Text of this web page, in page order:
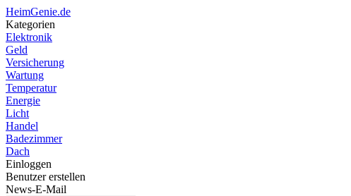
HeimGenie.de
Kategorien
Elektronik
Geld
Versicherung
Wartung
Temperatur
Energie
Licht
Handel
Badezimmer
Dach
Einloggen
Benutzer erstellen
News-E-Mail